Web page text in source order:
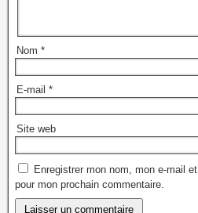
Nom *
E-mail *
Site web
Enregistrer mon nom, mon e-mail
pour mon prochain commentaire.